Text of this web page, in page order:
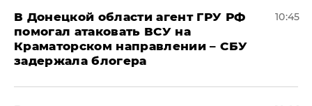
В Донецкой области агент ГРУ РФ
помогал атаковать ВСУ на
Краматорском направлении – СБУ
задержала блогера
10:45